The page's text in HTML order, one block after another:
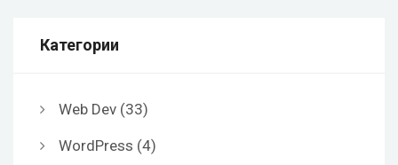
Категории
Web Dev (33)
WordPress (4)